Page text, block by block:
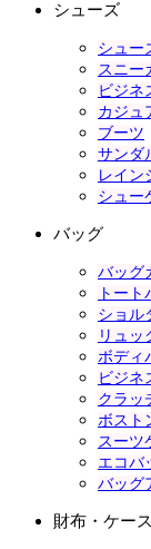
シューズ
シュー
スニー
ビジネ
カジュ
ブーツ
サンダ
レイン
シュー
バッグ
バッグ
トート
ショル
リュッ
ボディ
ビジネ
クラッ
ボスト
スーツ
エコバ
バッグ
財布・ケー